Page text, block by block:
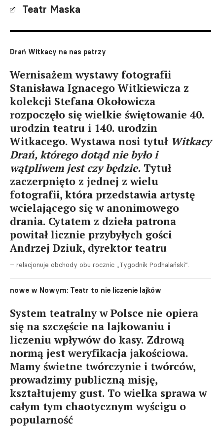
Teatr Maska
Drań Witkacy na nas patrzy
Wernisażem wystawy fotografii
Stanisława Ignacego Witkiewicza z
kolekcji Stefana Okołowicza
rozpoczęło się wielkie świętowanie 40.
urodzin teatru i 140. urodzin
Witkacego. Wystawa nosi tytuł Witkacy
Drań, którego dotąd nie było i
wątpliwem jest czy będzie. Tytuł
zaczerpnięto z jednej z wielu
fotografii, która przedstawia artystę
wcielającego się w anonimowego
drania. Cytatem z dzieła patrona
powitał licznie przybyłych gości
Andrzej Dziuk, dyrektor teatru
– relacjonuje obchody obu rocznic „Tygodnik Podhalański”.
nowe w Nowym: Teatr to nie liczenie lajków
System teatralny w Polsce nie opiera
się na szczęście na lajkowaniu i
liczeniu wpływów do kasy. Zdrową
normą jest weryfikacja jakościowa.
Mamy świetne twórczynie i twórców,
prowadzimy publiczną misję,
kształtujemy gust. To wielka sprawa w
całym tym chaotycznym wyścigu o
popularność